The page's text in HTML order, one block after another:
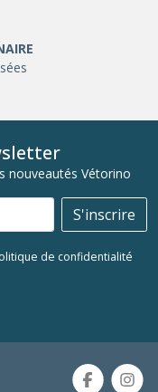
nouveautés Vétorino
S'inscrire
de confidentialité